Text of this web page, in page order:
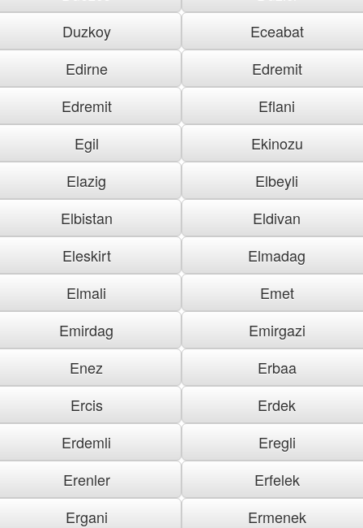
Duzkoy
Eceabat
Edirne
Edremit
Edremit
Eflani
Egil
Ekinozu
Elazig
Elbeyli
Elbistan
Eldivan
Eleskirt
Elmadag
Elmali
Emet
Emirdag
Emirgazi
Enez
Erbaa
Ercis
Erdek
Erdemli
Eregli
Erenler
Erfelek
Ergani
Ermenek